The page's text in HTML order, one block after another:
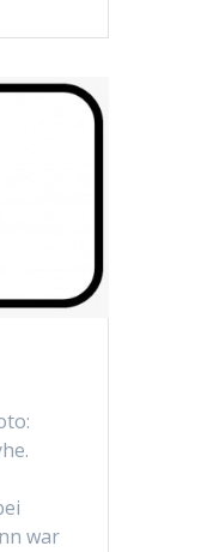
war